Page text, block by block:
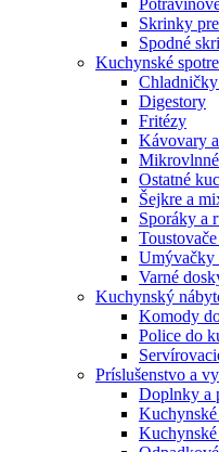
Skrinky
Spodné
Kuchynské
Digestory
Fritézy
Kávovary
Ostatné
Šejkre a
Sporáky a
Umývačky
Varné
Kuchynský
Komody
Police do
Príslušenstvo a
Doplnky a
Kuchynské